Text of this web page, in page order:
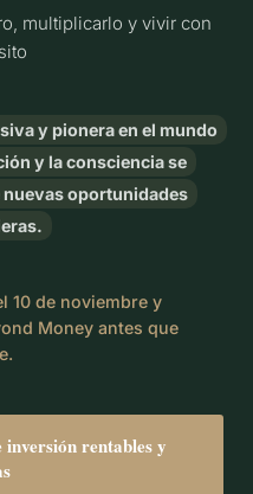
multiplicarlo y vivir con
y pionera en el mundo
y la consciencia se
oportunidades
10 de noviembre y
Money antes que
rentables y